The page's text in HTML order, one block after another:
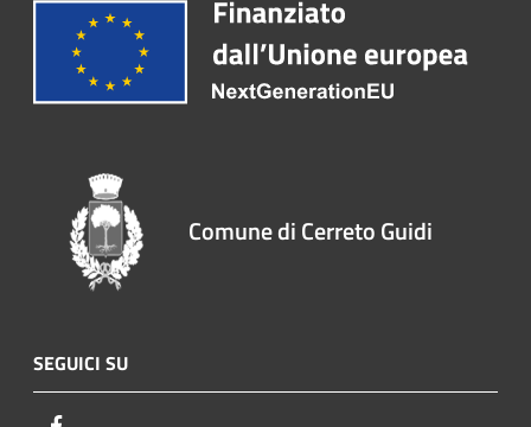
Comune di Cerreto Guidi
SEGUICI SU